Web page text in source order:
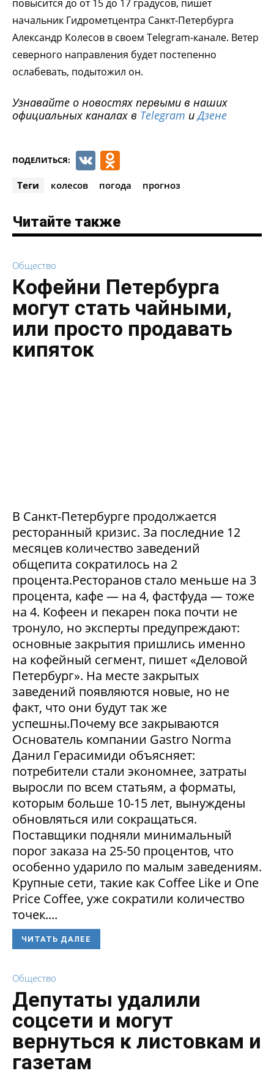
повысится до от 15 до 17 градусов, пишет
начальник Гидрометцентра Санкт-Петербурга
Александр Колесов в своем Telegram-канале. Ветер
северного направления будет постепенно
ослабевать, подытожил он.
Узнавайте о новостях первыми в наших
официальных каналах в Telegram иДзене
ПОДЕЛИТЬСЯ: VK
Теги колесов погода прогноз
Читайте также
Общество
Кофейни Петербурга
могут стать чайными,
или просто продавать
кипяток
В Санкт-Петербурге продолжается
ресторанный кризис. За последние 12
месяцев количество заведений
общепита сократилось на 2
процента.Ресторанов стало меньше на 3
процента, кафе — на 4, фастфуда — тоже
на 4. Кофеен и пекарен пока почти не
тронуло, но эксперты предупреждают:
основные закрытия пришлись именно
на кофейный сегмент, пишет «Деловой
Петербург». На месте закрытых
заведений появляются новые, но не
факт, что они будут так же
успешны.Почему все закрываются
Основатель компании Gastro Norma
Данил Герасимиди объясняет:
потребители стали экономнее, затраты
выросли по всем статьям, а форматы,
которым больше 10-15 лет, вынуждены
обновляться или сокращаться.
Поставщики подняли минимальный
порог заказа на 25-50 процентов, что
особенно ударило по малым заведениям.
Крупные сети, такие как Coffee Like и One
Price Coffee, уже сократили количество
точек....
ЧИТАТЬ ДАЛЕЕ
Общество
Депутаты удалили
соцсети и могут
вернуться к листовкам и
газетам